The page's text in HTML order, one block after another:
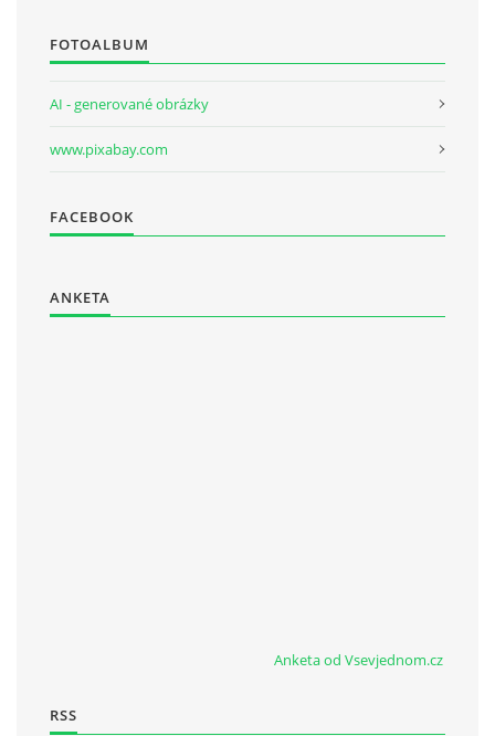
FOTOALBUM
AI - generované obrázky
www.pixabay.com
FACEBOOK
ANKETA
Anketa od Vsevjednom.cz
RSS